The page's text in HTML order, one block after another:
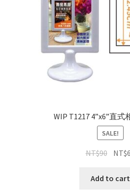
WIP T1217 4”x6”直
SALE!
NT$90 NT$
Add to cart